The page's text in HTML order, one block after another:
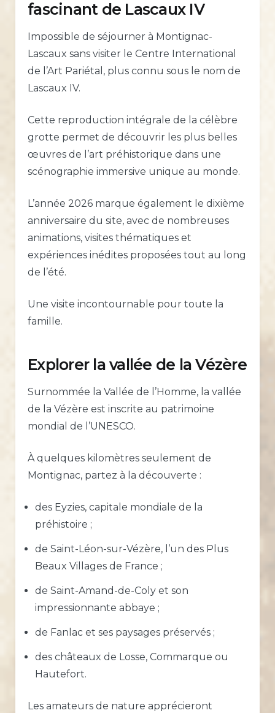
fascinant de Lascaux IV
Impossible de séjourner à Montignac-
Lascaux sans visiter le Centre International
de l’Art Pariétal, plus connu sous le nom de
Lascaux IV.
Cette reproduction intégrale de la célèbre
grotte permet de découvrir les plus belles
œuvres de l’art préhistorique dans une
scénographie immersive unique au monde.
L’année 2026 marque également le dixième
anniversaire du site, avec de nombreuses
animations, visites thématiques et
expériences inédites proposées tout au long
de l’été.
Une visite incontournable pour toute la
famille.
Explorer la vallée de la Vézère
Surnommée la Vallée de l’Homme, la vallée
de la Vézère est inscrite au patrimoine
mondial de l’UNESCO.
À quelques kilomètres seulement de
Montignac, partez à la découverte :
des Eyzies, capitale mondiale de la
préhistoire ;
de Saint-Léon-sur-Vézère, l’un des Plus
Beaux Villages de France ;
de Saint-Amand-de-Coly et son
impressionnante abbaye ;
de Fanlac et ses paysages préservés ;
des châteaux de Losse, Commarque ou
Hautefort.
Les amateurs de nature apprécieront